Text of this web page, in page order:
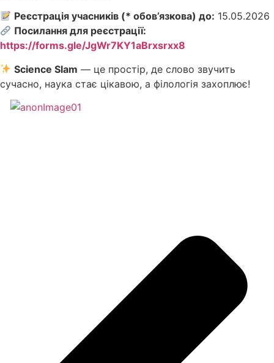
Реєстрація учасників (* обов’язкова) до: 15.05.2026
Посилання для реєстрації:
https://forms.gle/JgWr7KY1aBrxsrxx8
Science Slam — це простір, де слово звучить
сучасно, наука стає цікавою, а філологія захоплює!